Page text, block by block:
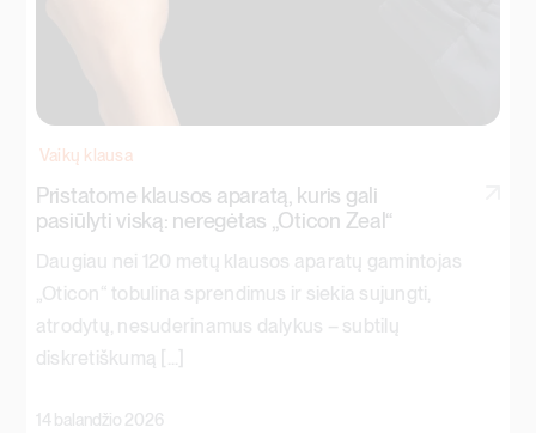
Vaikų klausa
Pristatome klausos aparatą, kuris gali
pasiūlyti viską: neregėtas „Oticon Zeal“
Daugiau nei 120 metų klausos aparatų gamintojas
„Oticon“ tobulina sprendimus ir siekia sujungti,
atrodytų, nesuderinamus dalykus – subtilų
diskretiškumą [...]
14 balandžio 2026